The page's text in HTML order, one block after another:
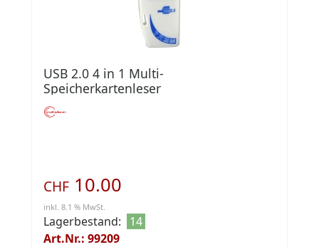
USB 2.0 4 in 1 Multi-
Speicherkartenleser
CHF 10.00
inkl. 8.1 % MwSt.
Lagerbestand:
14
Art.Nr.: 99209